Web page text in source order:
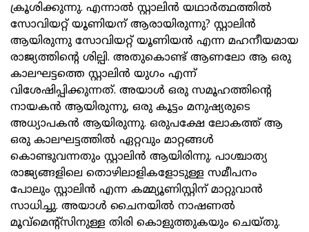
ക്രൂശിക്കുന്നു. എന്നാൽ സ്റ്റാലിൻ യഥാർത്ഥത്തിൽ
സോവിയറ്റ് യൂണിയന് ആരായിരുന്നു? സ്റ്റാലിൻ
ആയിരുന്നു സോവിയറ്റ് യൂണിയൻ എന്ന മഹനീയമായ
രാജ്യത്തിന്റെ ശില്പി. അതുകൊണ്ട് ആണലോ ആ ഒരു
കാലഘട്ടത്തെ സ്റ്റാലിൻ യുഗം എന്ന്
വിശേഷിപ്പിക്കുന്നത്. അയാൾ ഒരു സമൂഹത്തിന്റെ
നായകൻ ആയിരുന്നു, ഒരു കൂട്ടം മനുഷ്യരുടെ
അധ്യാപകൻ ആയിരുന്നു. ഒരുപക്ഷേ ലോകത്ത് ആ
ഒരു കാലഘട്ടത്തിൽ ഏറ്റവും മാറ്റങ്ങൾ
കൊണ്ടുവന്നതും സ്റ്റാലിൻ ആയിരിന്നു. പാശ്ചാത്യ
രാജ്യങ്ങളിലെ തൊഴിലാളികളോടുള്ള സമീപനം
പോലും സ്റ്റാലിൻ എന്ന കമ്മ്യൂണിസ്റ്റിന് മാറ്റുവാൻ
സാധിച്ചു. അയാൾ ചൈനയിൽ നാഷണൽ
മൂവ്‌മെന്റ്‌സിനുള്ള തിരി കൊളുത്തുകയും ചെയ്തു.